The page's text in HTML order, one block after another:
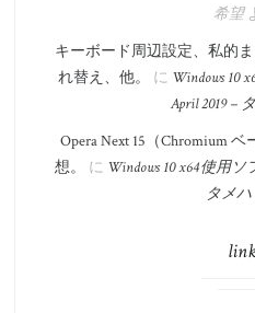
希望
キーボード周辺設定、私的
れ替え、他。
に Windows 10
April 2019 –
Opera Next 15（Chromium
想。
に Windows 10 x64 使用
タメハ